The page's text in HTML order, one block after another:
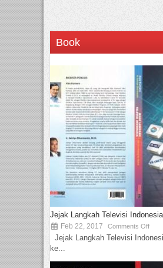
Book
Jejak Langkah Televisi Indonesia
Feb 22, 2017 Comments Off
Jejak Langkah Televisi
ke...